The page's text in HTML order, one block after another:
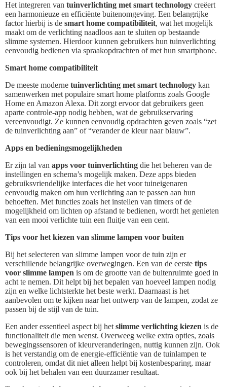
Het integreren van tuinverlichting met smart technology creëert
een harmonieuze en efficiënte buitenomgeving. Een belangrijke
factor hierbij is de smart home compatibiliteit, wat het mogelijk
maakt om de verlichting naadloos aan te sluiten op bestaande
slimme systemen. Hierdoor kunnen gebruikers hun tuinverlichting
eenvoudig bedienen via spraakopdrachten of met hun smartphone.
Smart home compatibiliteit
De meeste moderne tuinverlichting met smart technology kan
samenwerken met populaire smart home platforms zoals Google
Home en Amazon Alexa. Dit zorgt ervoor dat gebruikers geen
aparte controle-app nodig hebben, wat de gebruikservaring
vereenvoudigt. Ze kunnen eenvoudig opdrachten geven zoals “zet
de tuinverlichting aan” of “verander de kleur naar blauw”.
Apps en bedieningsmogelijkheden
Er zijn tal van apps voor tuinverlichting die het beheren van de
instellingen en schema’s mogelijk maken. Deze apps bieden
gebruiksvriendelijke interfaces die het voor tuineigenaren
eenvoudig maken om hun verlichting aan te passen aan hun
behoeften. Met functies zoals het instellen van timers of de
mogelijkheid om lichten op afstand te bedienen, wordt het genieten
van een mooi verlichte tuin een fluitje van een cent.
Tips voor het kiezen van slimme lampen voor buiten
Bij het selecteren van slimme lampen voor de tuin zijn er
verschillende belangrijke overwegingen. Een van de eerste tips
voor slimme lampen is om de grootte van de buitenruimte goed in
acht te nemen. Dit helpt bij het bepalen van hoeveel lampen nodig
zijn en welke lichtsterkte het beste werkt. Daarnaast is het
aanbevolen om te kijken naar het ontwerp van de lampen, zodat ze
passen bij de stijl van de tuin.
Een ander essentieel aspect bij het slimme verlichting kiezen is de
functionaliteit die men wenst. Overweeg welke extra opties, zoals
bewegingssensoren of kleurveranderingen, nuttig kunnen zijn. Ook
is het verstandig om de energie-efficiëntie van de tuinlampen te
controleren, omdat dit niet alleen helpt bij kostenbesparing, maar
ook bij het behalen van een duurzamer resultaat.